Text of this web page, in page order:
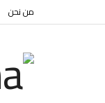
من نحن